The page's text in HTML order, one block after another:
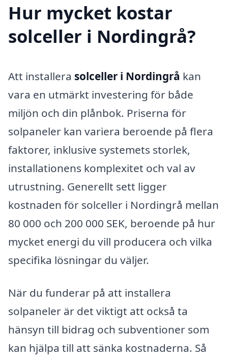
Hur mycket kostar
solceller i Nordingrå?
Att installera solceller i Nordingrå kan
vara en utmärkt investering för både
miljön och din plånbok. Priserna för
solpaneler kan variera beroende på flera
faktorer, inklusive systemets storlek,
installationens komplexitet och val av
utrustning. Generellt sett ligger
kostnaden för solceller i Nordingrå mellan
80 000 och 200 000 SEK, beroende på hur
mycket energi du vill producera och vilka
specifika lösningar du väljer.
När du funderar på att installera
solpaneler är det viktigt att också ta
hänsyn till bidrag och subventioner som
kan hjälpa till att sänka kostnaderna. Så